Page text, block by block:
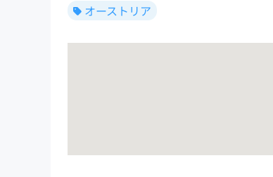
オーストリア